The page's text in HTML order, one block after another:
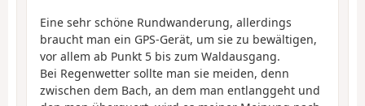
Eine sehr schöne Rundwanderung, allerdings
braucht man ein GPS-Gerät, um sie zu bewältigen,
vor allem ab Punkt 5 bis zum Waldausgang.
Bei Regenwetter sollte man sie meiden, denn
zwischen dem Bach, an dem man entlanggeht und